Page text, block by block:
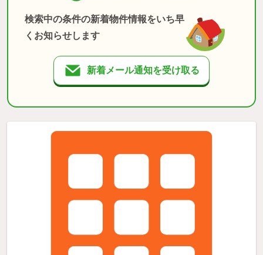
検索中の条件の新着物件情報をいち早
くお知らせします
新着メール通知を受け取る